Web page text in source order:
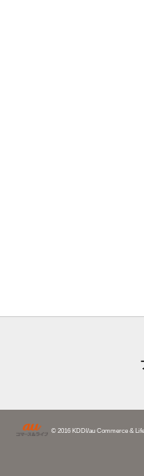
© 2016 KDDI/au Commerce &